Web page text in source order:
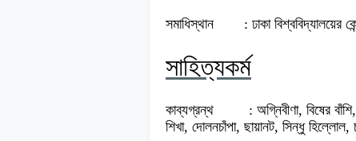
সমাধিস্থান : ঢাকা বিশ্ববিদ্যালয়ের
সাহিত্যকর্ম
কাব্যগ্রন্থ
: অগ্নিবীণা, বিষের
শিখা, দোলনচাঁপা, ছায়ানট, সিন্ধু হিল্লোল,